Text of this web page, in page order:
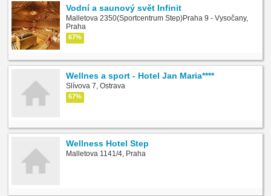
Vodní a saunový svět Infinit
Malletova 2350(Sportcentrum Step)Praha 9 - Vysočany,
Praha
67%
Wellnes a sport - Hotel Jan Maria****
Slívova 7, Ostrava
67%
Wellness Hotel Step
Malletova 1141/4, Praha